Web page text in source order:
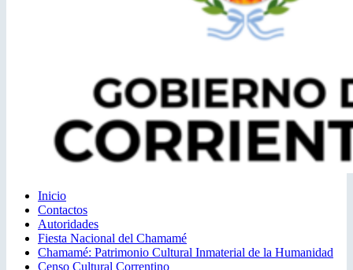
Inicio
Contactos
Autoridades
Fiesta Nacional del Chamamé
Chamamé: Patrimonio Cultural Inmaterial de la Humanidad
Censo Cultural Correntino